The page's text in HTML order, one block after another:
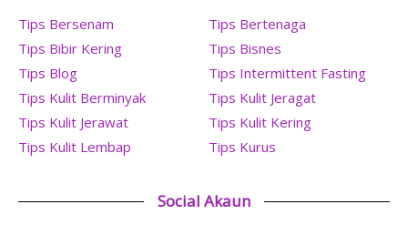
Tips Bersenam
Tips Bertenaga
Tips Bibir Kering
Tips Bisnes
Tips Blog
Tips Intermittent Fasting
Tips Kulit Berminyak
Tips Kulit Jeragat
Tips Kulit Jerawat
Tips Kulit Kering
Tips Kulit Lembap
Tips Kurus
Social Akaun